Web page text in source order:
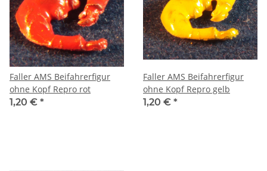
Faller AMS Beifahrerfigur
ohne Kopf Repro rot
1,20 € *
Faller AMS Beifahrerfigur
ohne Kopf Repro gelb
1,20 € *